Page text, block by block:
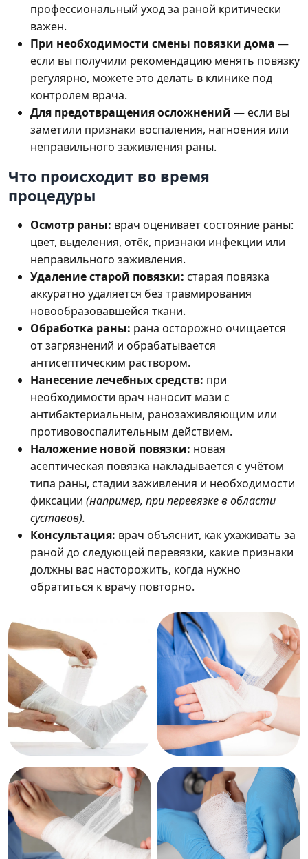
профессиональный уход за раной критически
важен.
При необходимости смены повязки дома —
если вы получили рекомендацию менять повязку
регулярно, можете это делать в клинике под
контролем врача.
Для предотвращения осложнений — если вы
заметили признаки воспаления, нагноения или
неправильного заживления раны.
Что происходит во время
процедуры
Осмотр раны: врач оценивает состояние раны:
цвет, выделения, отёк, признаки инфекции или
неправильного заживления.
Удаление старой повязки: старая повязка
аккуратно удаляется без травмирования
новообразовавшейся ткани.
Обработка раны: рана осторожно очищается
от загрязнений и обрабатывается
антисептическим раствором.
Нанесение лечебных средств: при
необходимости врач наносит мази с
антибактериальным, ранозаживляющим или
противовоспалительным действием.
Наложение новой повязки: новая
асептическая повязка накладывается с учётом
типа раны, стадии заживления и необходимости
фиксации (например, при перевязке в области
суставов).
Консультация: врач объяснит, как ухаживать за
раной до следующей перевязки, какие признаки
должны вас насторожить, когда нужно
обратиться к врачу повторно.